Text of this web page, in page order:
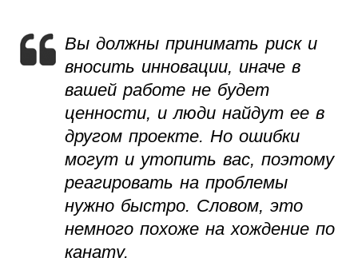
Вы должны принимать риск и
вносить инновации, иначе в
вашей работе не будет
ценности, и люди найдут ее в
другом проекте. Но ошибки
могут и утопить вас, поэтому
реагировать на проблемы
нужно быстро. Словом, это
немного похоже на хождение по
канату.